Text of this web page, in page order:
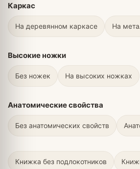
Каркас
На деревянном каркасе На
Высокие ножки
Без ножек На высоких ножках
Анатомические свойства
Без анатомических свойств
Книжка без подлокотников